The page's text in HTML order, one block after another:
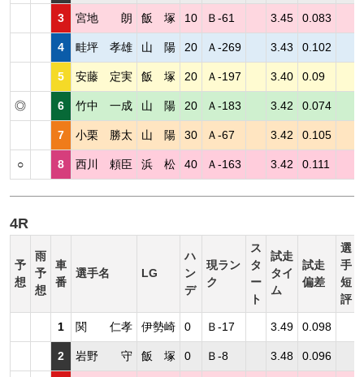
3 宮地 朗 飯 塚 10 Ｂ-61 3.45 0.083
4 畦坪 孝雄 山 陽 20 Ａ-269 3.43 0.102
5 安藤 定実 飯 塚 20 Ａ-197 3.40 0.09
◎ 6 竹中 一成 山 陽 20 Ａ-183 3.42 0.074
7 小栗 勝太 山 陽 30 Ａ-67 3.42 0.105
○ 8 西川 頼臣 浜 松 40 Ａ-163 3.42 0.111
4R
予
想
雨
予
想
車
番
選手名 LG
ハ
ン
デ
現ラン
ク
ス
タ
ー
ト
試走
タイ
ム
試走
偏差
選
手
短
評
1 関 仁孝 伊勢崎 0 Ｂ-17 3.49 0.098
2 岩野 守 飯 塚 0 Ｂ-8 3.48 0.096